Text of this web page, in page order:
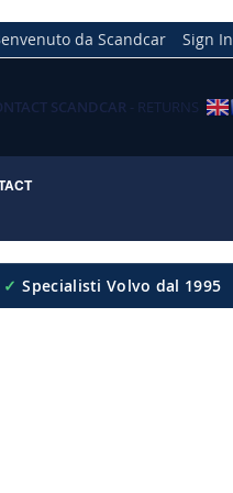
da Scandcar Sign In
SCANDCAR - RETURNS
✓ Specialisti Volvo dal 1995